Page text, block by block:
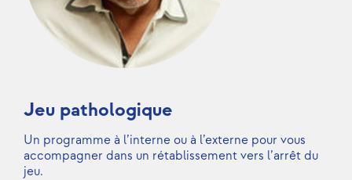
Jeu pathologique
Un programme à l’interne ou à l’externe pour vous
accompagner dans un rétablissement vers l’arrêt du
jeu.